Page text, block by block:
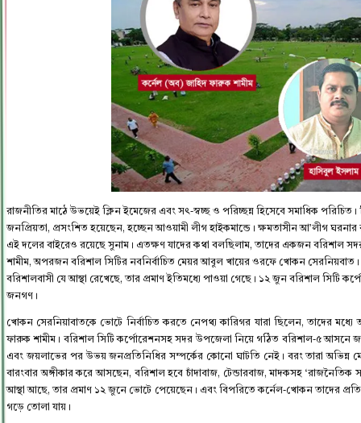
রাজনীতির মাঠে উভয়েই ক্লিন ইমেজের এবং সৎ-স্বচ্ছ ও পরিচ্ছন্ন হিসেবে সমাধিক
জনপ্রিয়তা, প্রসংশিত হয়েছেন, হচ্ছেন আওয়ামী লীগ হাইকমান্ডে। ক্ষমতাসীন আ’লীগ
এই দলের বাইরেও রয়েছে সুনাম। এতক্ষণ যাদের কথা বলছিলাম, তাদের একজন বরিশাল
শামীম, অপরজন বরিশাল সিটির নবনির্বাচিত মেয়র আবুল খায়ের ওরফে খোকন সেরনিয়বাত।
বরিশালবাসী যে আস্থা রেখেছে, তার প্রমাণ ইতিমধ্যে পাওয়া গেছে। ১২ জুন বরিশাল সিটি
জনগণ।
খোকন সেরনিয়াবাতকে ভোটে নির্বাচিত করতে নেপথ্য কারিগর যারা ছিলেন, তাদের
ফারুক শামীম। বরিশাল সিটি কর্পোরেশনসহ সদর উপজেলা নিয়ে গঠিত বরিশাল-৫ আসনে
এবং জয়লাভের পর উভয় জনপ্রতিনিধির সম্পর্কের কোনো ঘাটতি নেই। বরং তারা অভিন্ন
বারংবার অঙ্গীকার করে আসছেন, বরিশাল হবে চাঁদাবাজ, টেন্ডারবাজ, মাদকসহ ‘রাজনৈতিক
আস্থা আছে, তার প্রমাণ ১২ জুনে ভোটে পেয়েছেন। এবং বিপরিতে কর্নেল-খোকন তাদের
গড়ে তোলা যায়।